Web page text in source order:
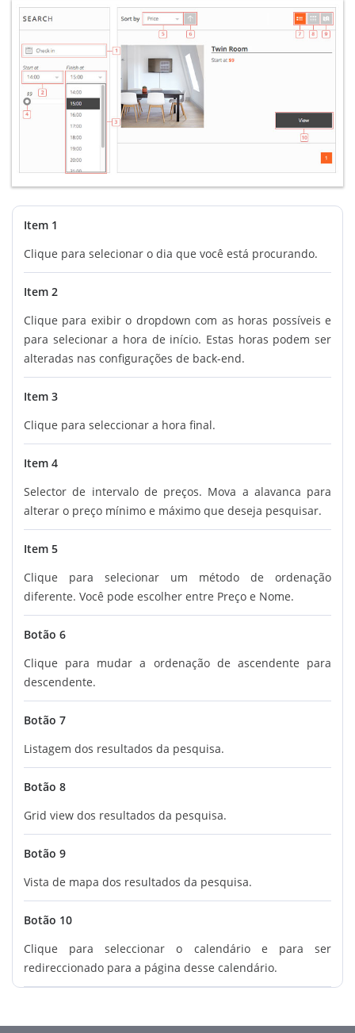
Item 1
Clique para selecionar o dia que você está procurando.
Item 2
Clique para exibir o dropdown com as horas possíveis e
para selecionar a hora de início. Estas horas podem ser
alteradas nas configurações de back-end.
Item 3
Clique para seleccionar a hora final.
Item 4
Selector de intervalo de preços. Mova a alavanca para
alterar o preço mínimo e máximo que deseja pesquisar.
Item 5
Clique para selecionar um método de ordenação
diferente. Você pode escolher entre Preço e Nome.
Botão 6
Clique para mudar a ordenação de ascendente para
descendente.
Botão 7
Listagem dos resultados da pesquisa.
Botão 8
Grid view dos resultados da pesquisa.
Botão 9
Vista de mapa dos resultados da pesquisa.
Botão 10
Clique para seleccionar o calendário e para ser
redireccionado para a página desse calendário.